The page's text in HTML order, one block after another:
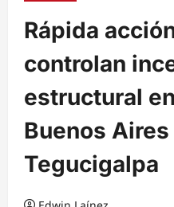
Rápida
controlan
estructural
Buenos Aires
Tegucigalpa